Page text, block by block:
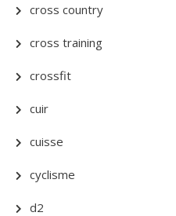
cross country
cross training
crossfit
cuir
cuisse
cyclisme
d2